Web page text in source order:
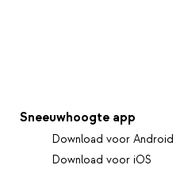
Sneeuwhoogte app
Download voor Android
Download voor iOS